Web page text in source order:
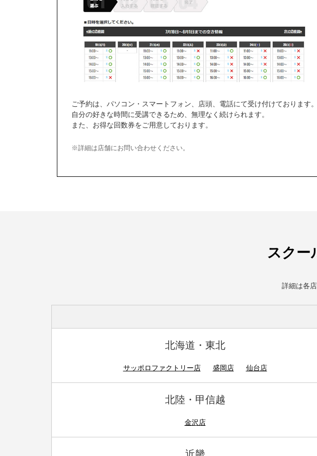
ご予約は、パソコン・スマートフォン、店頭、電話にて受け付けております。
自分の好きな時間に受講できるため、無理なく続けられます。
また、お得な回数券をご用意しております。
※詳細は店舗にお問い合わせください。
スクー
詳細は各
北海道・東北
サッポロファクトリー店 盛岡店 仙台店
北陸・甲信越
金沢店